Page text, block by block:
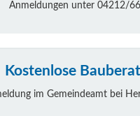
Anmeldungen unter 04212/
Kostenlose
im Gemeindeamt bei